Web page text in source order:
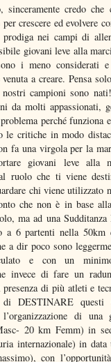
sinceramente credo
crescere ed evolvere
nei campi di
giovani leve alla
i meno considerati
a creare. Pensa
campioni sono
da molti appassionati,
perché funziona
le critiche in modo
fa una virgola per la
giovani leve alla
ruolo che ti viene
chi viene utilizzato
che non è in base
ma ad una Sudditanza
a 6 partenti nella
a dir poco sono
e con un
invece di fare un
presenza di più atleti e
di DESTINARE
di
20 km Femm) in
internazionale) in
con